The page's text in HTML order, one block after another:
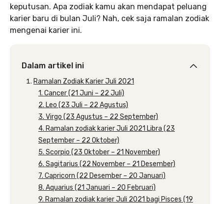
keputusan. Apa zodiak kamu akan mendapat peluang
karier baru di bulan Juli? Nah, cek saja ramalan zodiak
mengenai karier ini.
Dalam artikel ini
Ramalan Zodiak Karier Juli 2021
1. Cancer (21 Juni – 22 Juli)
2. Leo (23 Juli – 22 Agustus)
3. Virgo (23 Agustus – 22 September)
4. Ramalan zodiak karier Juli 2021 Libra (23
September – 22 Oktober)
5. Scorpio (23 Oktober – 21 November)
6. Sagitarius (22 November – 21 Desember)
7. Capricorn (22 Desember – 20 Januari)
8. Aquarius (21 Januari – 20 Februari)
9. Ramalan zodiak karier Juli 2021 bagi Pisces (19